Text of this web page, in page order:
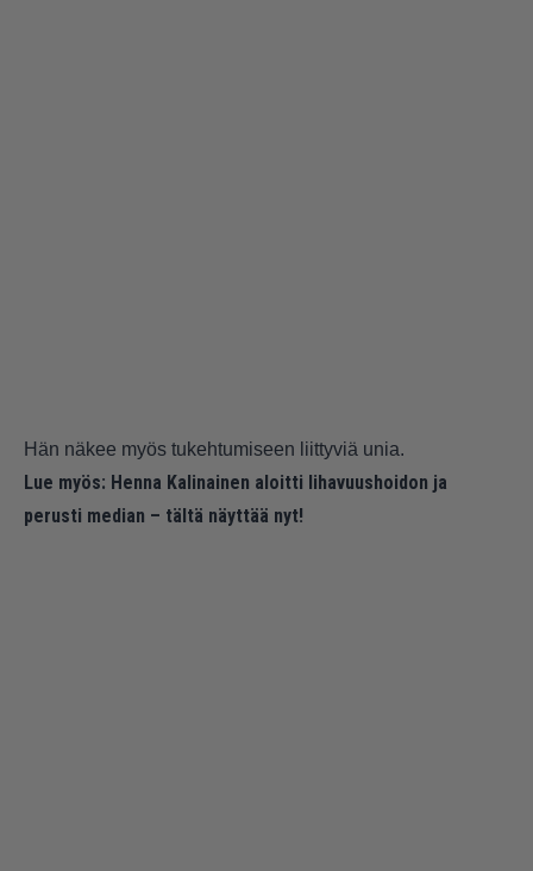
Hän näkee myös tukehtumiseen liittyviä unia.
Lue myös: Henna Kalinainen aloitti lihavuushoidon ja
perusti median – tältä näyttää nyt!